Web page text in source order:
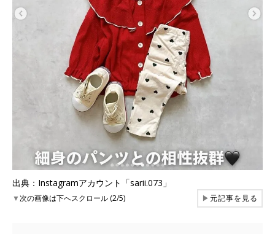
出典：Instagramアカウント「sarii.073」
▼次の画像は下へスクロール (2/5) ▶元記事を見る